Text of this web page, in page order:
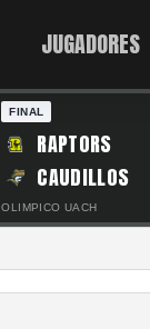
JUGADORES
FINAL
RAPTORS
CAUDILLOS
OLIMPICO UACH